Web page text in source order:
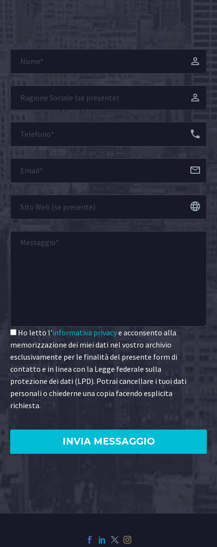
Ho letto l'informativa privacye acconsento alla
memorizzazione dei miei dati nel vostro archivio
esclusivamente per le finalità del presente form di
contatto e in linea con la Legge federale sulla
protezione dei dati (LPD). Potrai cancellare i tuoi dati
personali o chiederne una copia facendo esplicita
richiesta.